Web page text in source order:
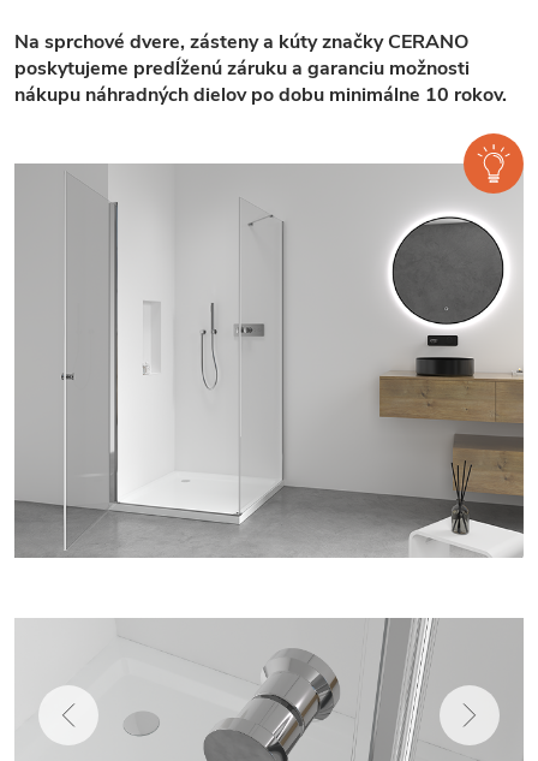
Na sprchové dvere, zásteny a kúty značky CERANO
poskytujeme predĺženú záruku a garanciu možnosti
nákupu náhradných dielov po dobu minimálne 10 rokov.